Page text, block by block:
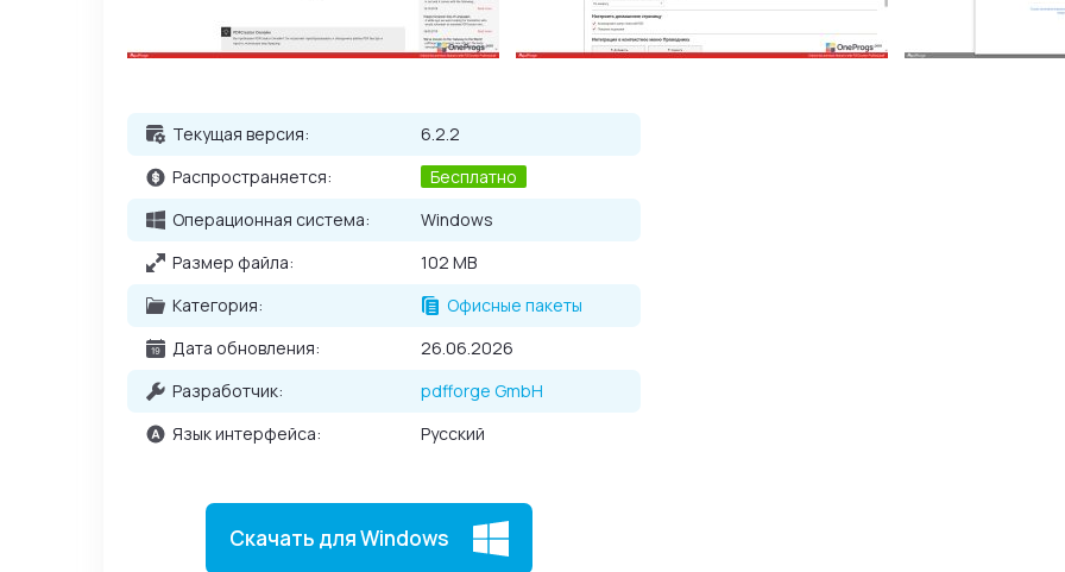
Текущая версия:
6.2.2
Распространяется:
Бесплатно
Операционная система:
Windows
Размер файла:
102 MB
Категория:
Офисные пакеты
Дата обновления:
26.06.2026
Разработчик:
pdfforge GmbH
Язык интерфейса:
Русский
Скачать для Windows